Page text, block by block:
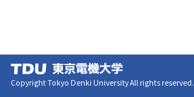
Copyright Tokyo Denki University All rights reserved.